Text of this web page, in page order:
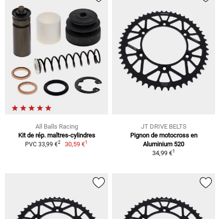
All Balls Racing
Kit de rép. maîtres-cylindres
PVC 33,99 €2 30,59 €1
JT DRIVE BELTS
Pignon de motocross en
Aluminium 520
34,99 €1